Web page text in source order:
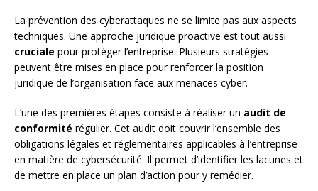
La prévention des cyberattaques ne se limite pas aux aspects
techniques. Une approche juridique proactive est tout aussi
cruciale pour protéger l’entreprise. Plusieurs stratégies
peuvent être mises en place pour renforcer la position
juridique de l’organisation face aux menaces cyber.
L’une des premières étapes consiste à réaliser un audit de
conformité régulier. Cet audit doit couvrir l’ensemble des
obligations légales et réglementaires applicables à l’entreprise
en matière de cybersécurité. Il permet d’identifier les lacunes et
de mettre en place un plan d’action pour y remédier.